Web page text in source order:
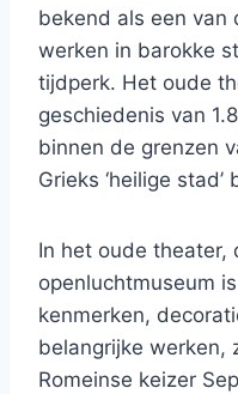
bekend als een van
werken in barokke
tijdperk. Het oude
geschiedenis van
binnen de grenzen
Grieks ‘heilige stad’
In het oude theater,
openluchtmuseum
kenmerken,
belangrijke werken,
Romeinse keizer